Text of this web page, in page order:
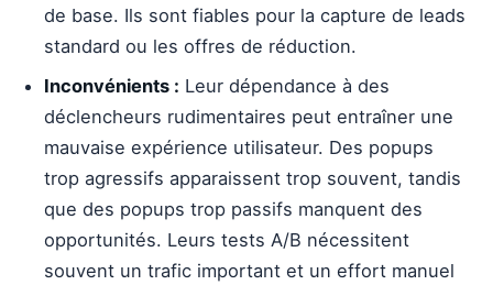
de base. Ils sont fiables pour la capture de leads
standard ou les offres de réduction.
Inconvénients : Leur dépendance à des
déclencheurs rudimentaires peut entraîner une
mauvaise expérience utilisateur. Des popups
trop agressifs apparaissent trop souvent, tandis
que des popups trop passifs manquent des
opportunités. Leurs tests A/B nécessitent
souvent un trafic important et un effort manuel